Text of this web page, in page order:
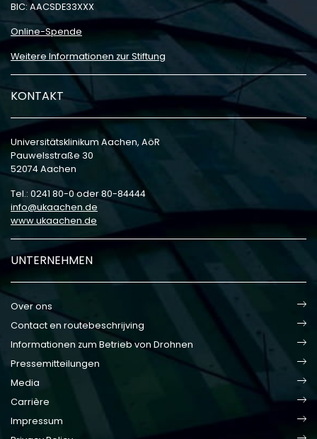
BIC: AACSDE33XXX
Online-Spende
Weitere Informationen zur Stiftung
KONTAKT
Universitätsklinikum Aachen, AöR
Pauwelsstraße 30
52074 Aachen
Tel.: 0241 80-0 oder 80-84444
info
ukaachen de
www.ukaachen.de
UNTERNEHMEN
Over ons
Contact en routebeschrijving
Informationen zum Betrieb von Drohnen
Pressemitteilungen
Media
Carrière
Impressum